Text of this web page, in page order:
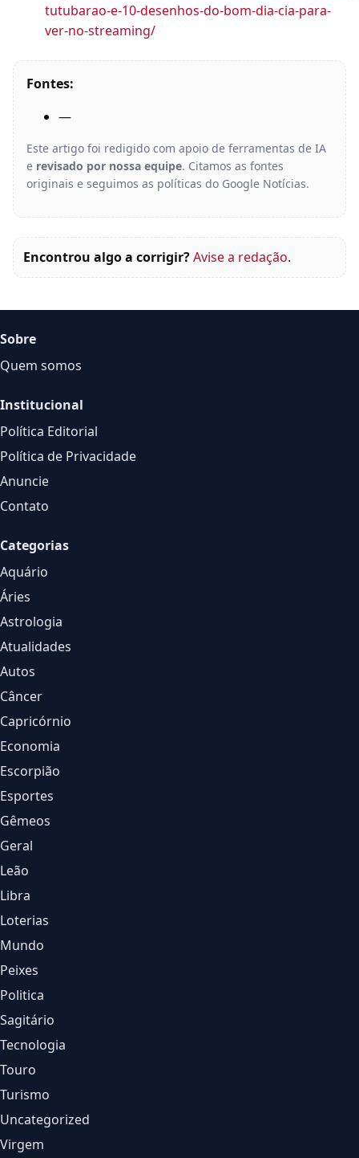
tutubarao-e-10-desenhos-do-bom-dia-cia-para-
ver-no-streaming/
Fontes:
—
Este artigo foi redigido com apoio de ferramentas de IA
e revisado por nossa equipe. Citamos as fontes
originais e seguimos as políticas do Google Notícias.
Encontrou algo a corrigir?Avise a redação.
Sobre
Quem somos
Institucional
Política Editorial
Política de Privacidade
Anuncie
Contato
Categorias
Aquário
Áries
Astrologia
Atualidades
Autos
Câncer
Capricórnio
Economia
Escorpião
Esportes
Gêmeos
Geral
Leão
Libra
Loterias
Mundo
Peixes
Politica
Sagitário
Tecnologia
Touro
Turismo
Uncategorized
Virgem